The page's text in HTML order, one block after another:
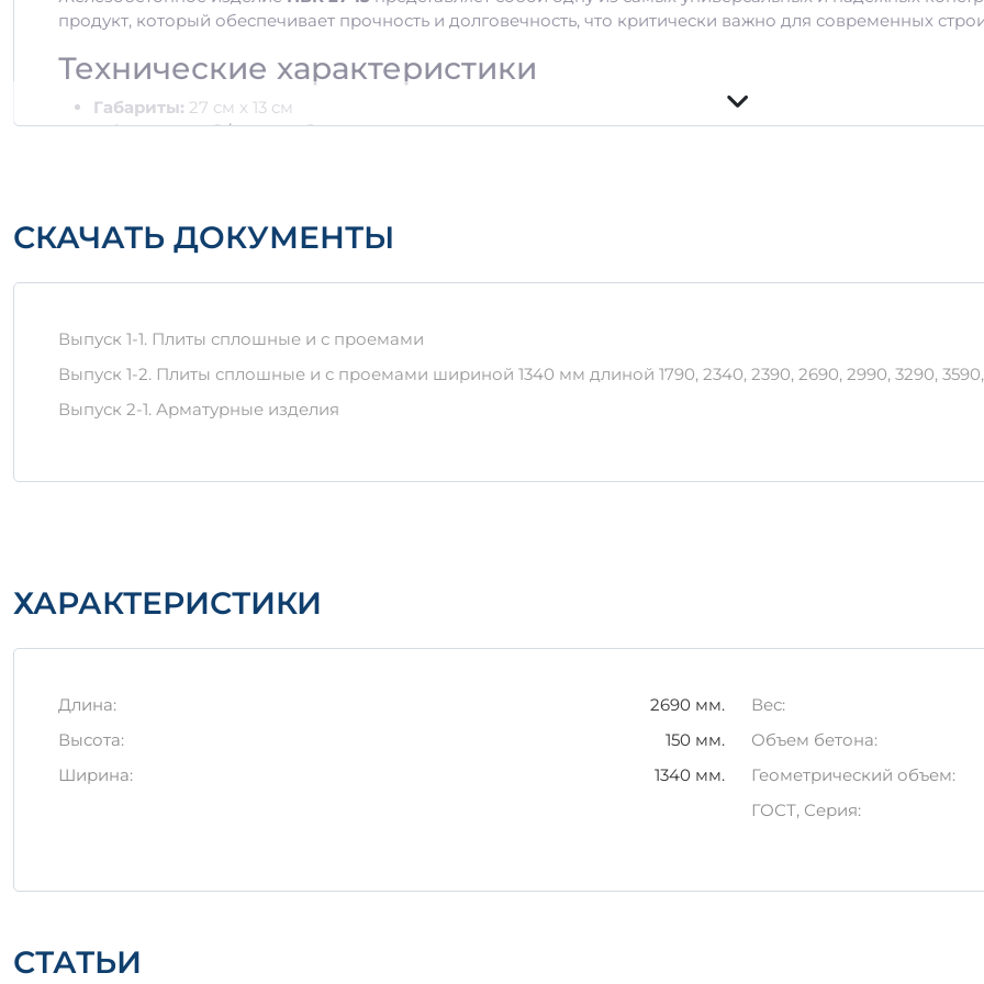
продукт, который обеспечивает прочность и долговечность, что критически важно для современных
Технические характеристики
Габариты: 27 см x 13 см
Объем:0,43 м³ / 0,5407 м³
ИзготовлениеПБК 27-13 осуществляется из высококачественного бетона и армирующих стержней, что
конструкции.
Хранение и транспортировка
Для сохранения качества изделий важно соблюдать условия хранения: избегать воздействия сильных
покрытия при длительном хранении. При транспортировке изделия следует использовать
механические повреждения.
Преимущества ПБК 27-13
эффективности и безопасности конструкций.
СКАЧАТЬ ДОКУМЕНТЫ
Выпуск 1-1. Плиты сплошные и с проемами
Выпуск 1-2. Плиты сплошные и с проемами шириной 1340 мм длиной 1790, 2340, 2390, 2690, 2990, 3290,
Выпуск 2-1. Арматурные изделия
ХАРАКТЕРИСТИКИ
Длина:
2690 мм.
Высота:
150 мм.
Ширина:
1340 мм.
Вес:
Объем бетона:
Геометрический объем:
ГОСТ, Серия:
СТАТЬИ